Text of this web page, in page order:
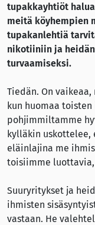
tupakkayhtiöt
meitä köyhempien
tupakanlehtiä
nikotiiniin ja
turvaamiseksi.
Tiedän. On
kun huomaa
pohjimmiltamme
kylläkin
eläinlajina me
toisiimme
Suuryritykset ja
ihmisten
vastaan. He